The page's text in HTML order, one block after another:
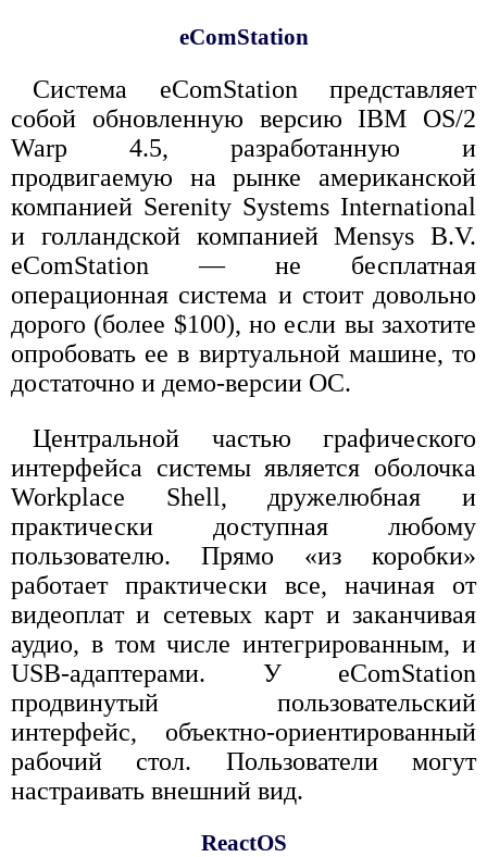
eComStation
Система eComStation представляет
собой обновленную версию IBM OS/2
Warp 4.5, разработанную и
продвигаемую на рынке американской
компанией Serenity Systems International
и голландской компанией Mensys B.V.
eComStation — не бесплатная
операционная система и стоит довольно
дорого (более $100), но если вы захотите
опробовать ее в виртуальной машине, то
достаточно и демо-версии ОС.
Центральной частью графического
интерфейса системы является оболочка
Workplace Shell, дружелюбная и
практически доступная любому
пользователю. Прямо «из коробки»
работает практически все, начиная от
видеоплат и сетевых карт и заканчивая
аудио, в том числе интегрированным, и
USB-адаптерами. У eComStation
продвинутый пользовательский
интерфейс, объектно-ориентированный
рабочий стол. Пользователи могут
настраивать внешний вид.
ReactOS